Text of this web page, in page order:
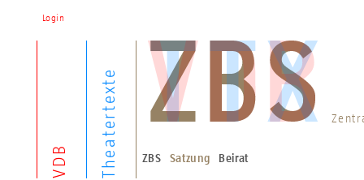
VDB Theatertexte ZBS Satzung Beirat
Login